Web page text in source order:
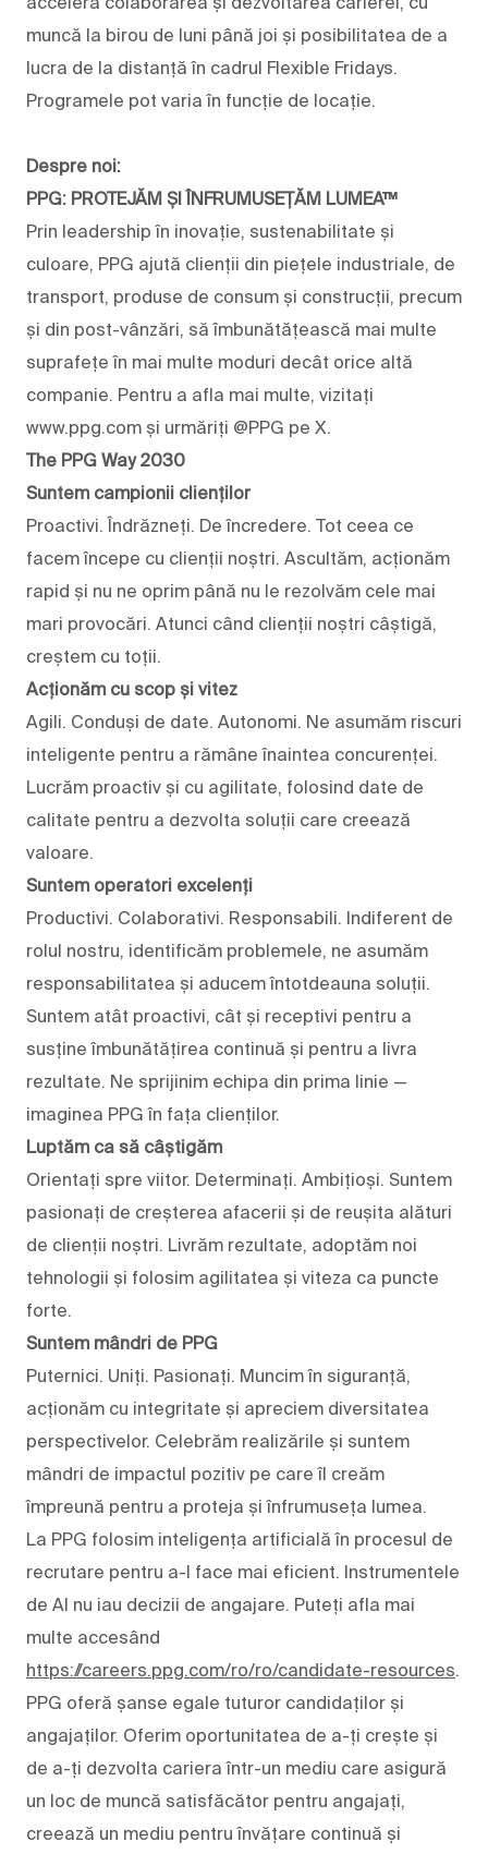
muncă la birou de luni până joi și posibilitatea de a
lucra de la distanță în cadrul Flexible Fridays.
Programele pot varia în funcție de locație.
Despre noi:
PPG: PROTEJĂM ȘI ÎNFRUMUSEȚĂM LUMEA™
Prin leadership în inovație, sustenabilitate și
culoare, PPG ajută clienții din piețele industriale, de
transport, produse de consum și construcții, precum
și din post-vânzări, să îmbunătățească mai multe
suprafețe în mai multe moduri decât orice altă
companie. Pentru a afla mai multe, vizitați
www.ppg.com și urmăriți @PPG pe X.
The PPG Way 2030
Suntem campionii clienților
Proactivi. Îndrăzneți. De încredere. Tot ceea ce
facem începe cu clienții noștri. Ascultăm, acționăm
rapid și nu ne oprim până nu le rezolvăm cele mai
mari provocări. Atunci când clienții noștri câștigă,
creștem cu toții.
Acționăm cu scop și vitez
Agili. Conduși de date. Autonomi. Ne asumăm riscuri
inteligente pentru a rămâne înaintea concurenței.
Lucrăm proactiv și cu agilitate, folosind date de
calitate pentru a dezvolta soluții care creează
valoare.
Suntem operatori excelenți
Productivi. Colaborativi. Responsabili. Indiferent de
rolul nostru, identificăm problemele, ne asumăm
responsabilitatea și aducem întotdeauna soluții.
Suntem atât proactivi, cât și receptivi pentru a
susține îmbunătățirea continuă și pentru a livra
rezultate. Ne sprijinim echipa din prima linie —
imaginea PPG în fața clienților.
Luptăm ca să câștigăm
Orientați spre viitor. Determinați. Ambițioși. Suntem
pasionați de creșterea afacerii și de reușita alături
de clienții noștri. Livrăm rezultate, adoptăm noi
tehnologii și folosim agilitatea și viteza ca puncte
forte.
Suntem mândri de PPG
Puternici. Uniți. Pasionați. Muncim în siguranță,
acționăm cu integritate și apreciem diversitatea
perspectivelor. Celebrăm realizările și suntem
mândri de impactul pozitiv pe care îl creăm
împreună pentru a proteja și înfrumuseța lumea.
La PPG folosim inteligența artificială în procesul de
recrutare pentru a-l face mai eficient. Instrumentele
de AI nu iau decizii de angajare. Puteți afla mai
multe accesând
https://careers.ppg.com/ro/ro/candidate-resources.
PPG oferă șanse egale tuturor candidaților și
angajaților. Oferim oportunitatea de a-ți crește și
de a-ți dezvolta cariera într-un mediu care asigură
un loc de muncă satisfăcător pentru angajați,
creează un mediu pentru învățare continuă și